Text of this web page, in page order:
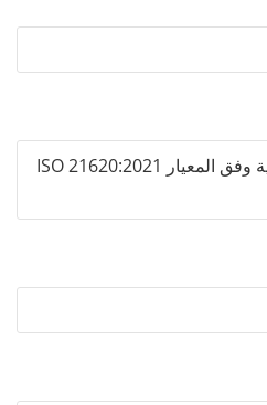
ISO 21620:2021 إدارة وتشغيل الفنادق التراثية وفق المعيار